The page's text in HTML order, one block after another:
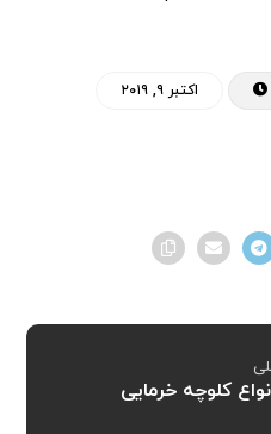
اکتبر ۹, ۲۰۱۹
کلوچه خرمایی